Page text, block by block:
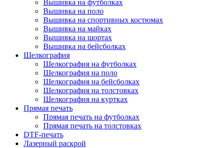
Вышивка на футболках
Вышивка на поло
Вышивка на спортивных костюмах
Вышивка на майках
Вышивка на шортах
Вышивка на бейсболках
Шелкография
Шелкография на футболках
Шелкография на поло
Шелкография на бейсболках
Шелкография на толстовках
Шелкография на куртках
Прямая печать
Прямая печать на футболках
Прямая печать на толстовках
DTF-печать
Лазерный раскрой